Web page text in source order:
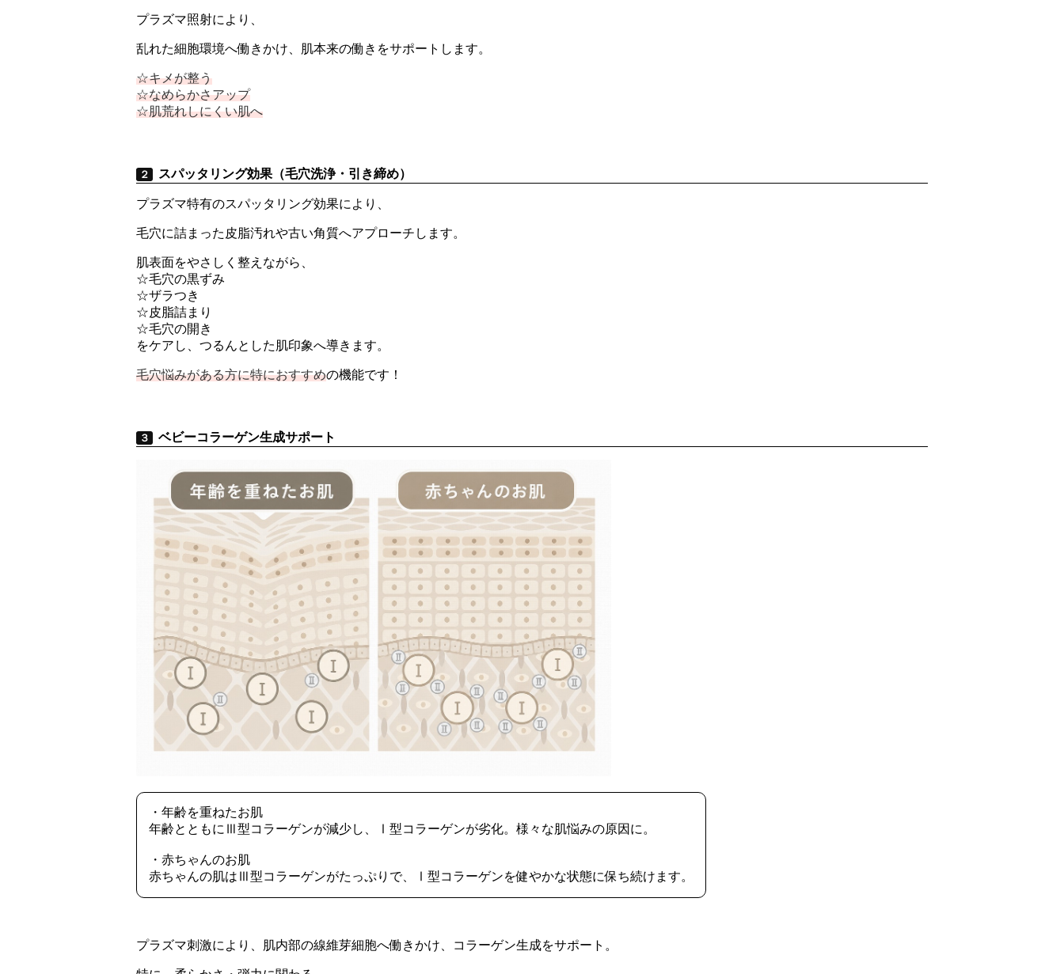
プラズマ照射により、
乱れた細胞環境へ働きかけ、肌本来の働きをサポートします。
☆キメが整う
☆なめらかさアップ
☆肌荒れしにくい肌へ
２ スパッタリング効果（毛穴洗浄・引き締め）
プラズマ特有のスパッタリング効果により、
毛穴に詰まった皮脂汚れや古い角質へアプローチします。
肌表面をやさしく整えながら、
☆毛穴の黒ずみ
☆ザラつき
☆皮脂詰まり
☆毛穴の開き
をケアし、つるんとした肌印象へ導きます。
毛穴悩みがある方に特におすすめの機能です！
３ ベビーコラーゲン生成サポート
・年齢を重ねたお肌
年齢とともにⅢ型コラーゲンが減少し、Ⅰ型コラーゲンが劣化。様々な肌悩みの原因に。
・赤ちゃんのお肌
赤ちゃんの肌はⅢ型コラーゲンがたっぷりで、Ⅰ型コラーゲンを健やかな状態に保ち続けます。
プラズマ刺激により、肌内部の線維芽細胞へ働きかけ、コラーゲン生成をサポート。